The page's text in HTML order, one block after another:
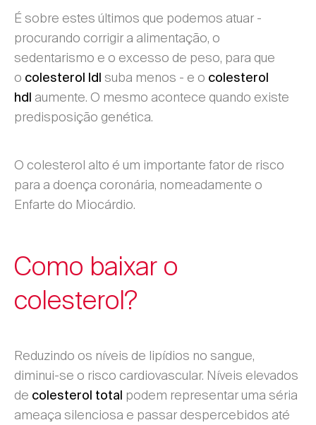
É sobre estes últimos que podemos atuar -
procurando corrigir a alimentação, o
sedentarismo e o excesso de peso, para que
o colesterol ldl suba menos - e o colesterol
hdl aumente. O mesmo acontece quando existe
predisposição genética.
O colesterol alto é um importante fator de risco
para a doença coronária, nomeadamente o
Enfarte do Miocárdio.
Como baixar o
colesterol?
Reduzindo os níveis de lipídios no sangue,
diminui-se o risco cardiovascular. Níveis elevados
de colesterol total podem representar uma séria
ameaça silenciosa e passar despercebidos até